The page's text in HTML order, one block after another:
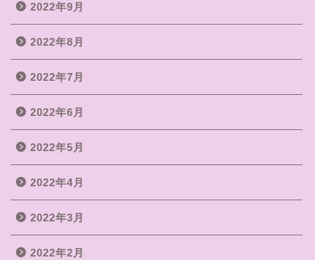
2022年9月
2022年8月
2022年7月
2022年6月
2022年5月
2022年4月
2022年3月
2022年2月